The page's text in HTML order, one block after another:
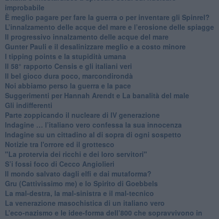
improbabile
È meglio pagare per fare la guerra o per inventare gli Spinrel?
​L’innalzamento delle acque del mare e l’erosione delle spiagge
​Il progressivo innalzamento delle acque del mare
​Gunter Pauli e il desalinizzare meglio e a costo minore
I tipping points e la stupidità umana
​Il 58° rapporto Censis e gli italiani veri
​Il bel gioco dura poco, marcondirondà
Noi abbiamo perso la guerra e la pace
Suggerimenti per Hannah Arendt e La banalità del male
​Gli indifferenti
Parte zoppicando il nucleare di IV generazione
​Indagine … l’italiano vero confessa la sua innocenza
Indagine su un cittadino al di sopra di ogni sospetto
Notizie tra l'orrore ed il grottesco
"La protervia dei ricchi e dei loro servitori"
S’i fossi foco di Cecco Angiolieri
​Il mondo salvato dagli elfi e dai mutaforma?
Gru (Cattivissimo me) e lo Spirito di Goebbels
​La mal-destra, la mal-sinistra e il mal-tecnico
​La venerazione masochistica di un italiano vero
​L’eco-nazismo e le idee-forma dell’800 che sopravvivono in